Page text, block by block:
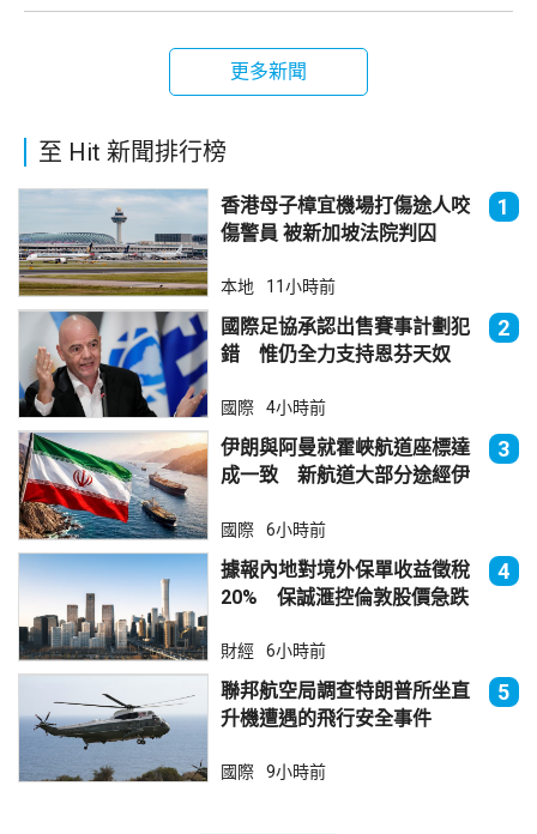
更多新聞
至 Hit 新聞排行榜
香港母子樟宜機場打傷途人咬
傷警員 被新加坡法院判囚
1
本地 11小時前
國際足協承認出售賽事計劃犯
錯 惟仍全力支持恩芬天奴
2
國際 4小時前
伊朗與阿曼就霍峽航道座標達
成一致 新航道大部分途經伊
3
國際 6小時前
據報內地對境外保單收益徵稅
20% 保誠滙控倫敦股價急跌
4
財經 6小時前
聯邦航空局調查特朗普所坐直
升機遭遇的飛行安全事件
5
國際 9小時前